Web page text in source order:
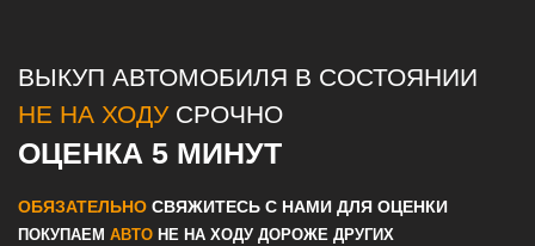
ВЫКУП АВТОМОБИЛЯ В СОСТОЯНИИ
НЕ НА ХОДУСРОЧНО
ОЦЕНКА 5 МИНУТ
ОБЯЗАТЕЛЬНО СВЯЖИТЕСЬ С НАМИ ДЛЯ ОЦЕНКИ
ПОКУПАЕМ АВТО НЕ НА ХОДУ ДОРОЖЕ ДРУГИХ